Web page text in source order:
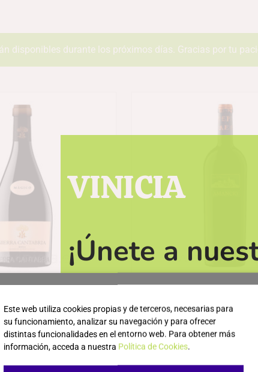
disponibles durante los próximos días. Gracias por tu
495,95€
Leer más
132,95
Este web utiliza cookies propias y de terceros, necesarias para
su funcionamiento, analizar su navegación y para ofrecer
distintas funcionalidades en el entorno web. Para obtener más
información, acceda a nuestra Política de Cookies.
VINICIA
¡Únete a
obtener
al día de las
novedades!